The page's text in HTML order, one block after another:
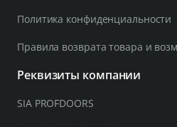
Политика конфиденциальности
Правила возврата товара и
Реквизиты компании
SIA PROFDOORS